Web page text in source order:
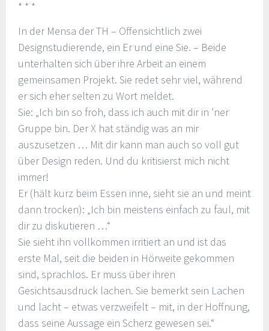
* * *
In der Mensa der TH – Offensichtlich zwei
Designstudierende, ein Er und eine Sie. – Beide
unterhalten sich über ihre Arbeit an einem
gemeinsamen Projekt. Sie redet sehr viel, während
er sich eher selten zu Wort meldet.
Sie: „Ich bin so froh, dass ich auch mit dir in ’ner
Gruppe bin. Der X hat ständig was an mir
auszusetzen … Mit dir kann man auch so voll gut
über Design reden. Und du kritisierst mich nicht
immer!
Er (hält kurz beim Essen inne, sieht sie an und meint
dann trocken): „Ich bin meistens einfach zu faul, mit
dir zu diskutieren …“
Sie sieht ihn vollkommen irritiert an und ist das
erste Mal, seit die beiden in Hörweite gekommen
sind, sprachlos. Er muss über ihren
Gesichtsausdruck lachen. Sie bemerkt sein Lachen
und lacht – etwas verzweifelt – mit, in der Hoffnung,
dass seine Aussage ein Scherz gewesen sei.“